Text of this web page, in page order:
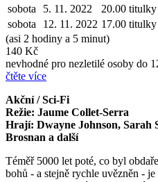
sobota
5. 11. 2022 20.00 titulky
sobota
12. 11. 2022 17.00 titulky
(asi 2 hodiny a 5 minut)
140 Kč
nevhodné pro nezletilé osoby do
čtěte více
Akční / Sci-Fi
Režie: Jaume Collet-Serra
Hrají: Dwayne Johnson, Sarah
Brosnan a další
Téměř 5000 let poté, co byl
bohů - a stejně rychle uvězněn -